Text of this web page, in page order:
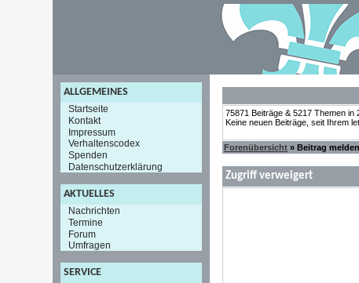
ALLGEMEINES
Startseite
Kontakt
Impressum
Verhaltenscodex
Spenden
Datenschutzerklärung
AKTUELLES
Nachrichten
Termine
Forum
Umfragen
SERVICE
75871 Beiträge & 5217 Themen in
Keine neuen Beiträge, seit Ihrem
Forenübersicht » Beitrag melden
Zugriff verweigert